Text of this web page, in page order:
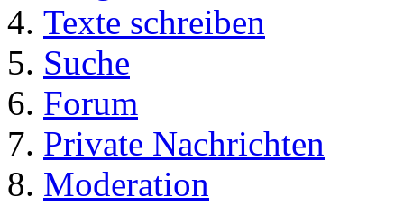
Texte schreiben
Suche
Forum
Private Nachrichten
Moderation